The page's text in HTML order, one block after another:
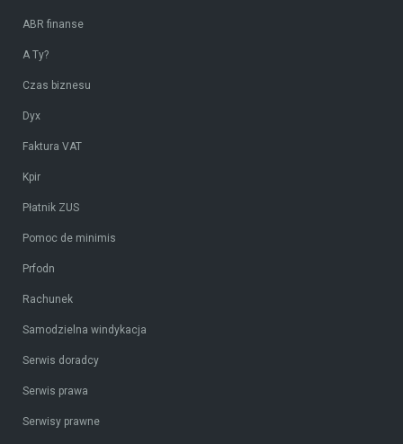
ABR finanse
A Ty?
Czas biznesu
Dyx
Faktura VAT
Kpir
Płatnik ZUS
Pomoc de minimis
Prfodn
Rachunek
Samodzielna windykacja
Serwis doradcy
Serwis prawa
Serwisy prawne